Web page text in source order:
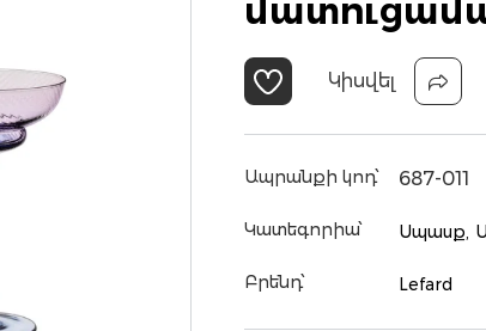
Կիսվել
Ապրանքի կոդ՝ 687-011
Կատեգորիա՝ Սպասք,
Բրենդ՝ Lefard